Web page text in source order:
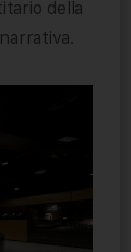
della